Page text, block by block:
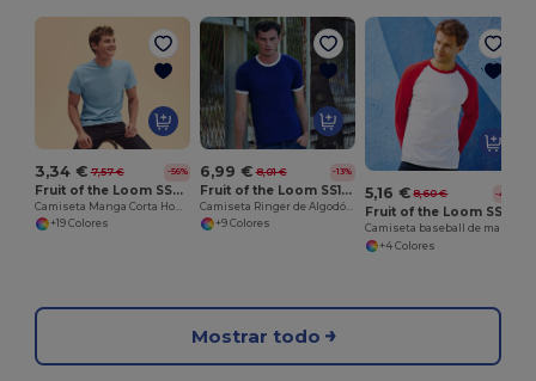
3,34 € 7,57 € -56%
Fruit of the Loom SS048
+19 Colores
6,99 € 8,01 € -13%
Fruit of the Loom SS168
+9 Colores
5,16 € 8,60 € -40%
+4 Colores
Mostrar todo